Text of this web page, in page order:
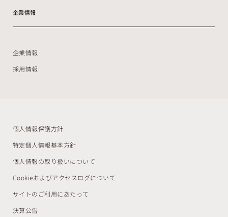
企業情報
企業情報
採用情報
個人情報保護方針
特定個人情報基本方針
個人情報の取り扱いについて
Cookieおよびアクセスログについて
サイトのご利用にあたって
決算公告